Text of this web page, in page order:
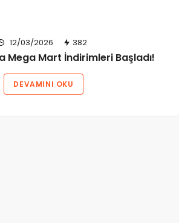
12/03/2026 382
Mega Mart İndirimleri Başladı!
DEVAMINI OKU